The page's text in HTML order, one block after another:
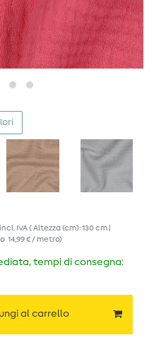
incl. IVA( Altezza (cm): 130 cm |
14,99 € / metro)
tempi di consegna:
al carrello